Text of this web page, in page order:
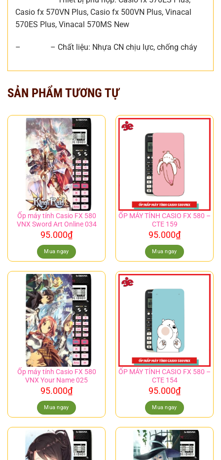
Casio fx 570VN Plus, Casio fx 500VN Plus, Vinacal
570ES Plus, Vinacal 570MS New
– – Chất liệu: Nhựa CN chịu lực, chống cháy
SẢN PHẨM TƯƠNG TỰ
Ốp máy tính Casio FX 580
VNX Sword Art Online 034
95.000₫
Mua ngay
ỐP MÁY TÍNH CASIO FX 580 –
CTE 159
95.000₫
Mua ngay
Ốp máy tính Casio FX 580
VNX Your Name 025
95.000₫
Mua ngay
ỐP MÁY TÍNH CASIO FX 580 –
CTE 154
95.000₫
Mua ngay